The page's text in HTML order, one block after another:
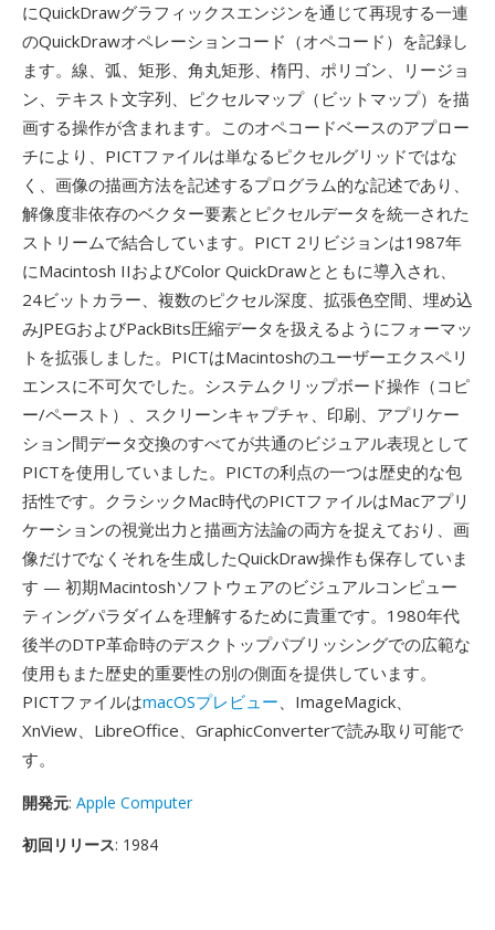
にQuickDrawグラフィックスエンジンを通じて再現する一連
のQuickDrawオペレーションコード（オペコード）を記録し
ます。線、弧、矩形、角丸矩形、楕円、ポリゴン、リージョ
ン、テキスト文字列、ピクセルマップ（ビットマップ）を描
画する操作が含まれます。このオペコードベースのアプロー
チにより、PICTファイルは単なるピクセルグリッドではな
く、画像の描画方法を記述するプログラム的な記述であり、
解像度非依存のベクター要素とピクセルデータを統一された
ストリームで結合しています。PICT 2リビジョンは1987年
にMacintosh IIおよびColor QuickDrawとともに導入され、
24ビットカラー、複数のピクセル深度、拡張色空間、埋め込
みJPEGおよびPackBits圧縮データを扱えるようにフォーマッ
トを拡張しました。PICTはMacintoshのユーザーエクスペリ
エンスに不可欠でした。システムクリップボード操作（コピ
ー/ペースト）、スクリーンキャプチャ、印刷、アプリケー
ション間データ交換のすべてが共通のビジュアル表現として
PICTを使用していました。PICTの利点の一つは歴史的な包
括性です。クラシックMac時代のPICTファイルはMacアプリ
ケーションの視覚出力と描画方法論の両方を捉えており、画
像だけでなくそれを生成したQuickDraw操作も保存していま
す — 初期Macintoshソフトウェアのビジュアルコンピュー
ティングパラダイムを理解するために貴重です。1980年代
後半のDTP革命時のデスクトップパブリッシングでの広範な
使用もまた歴史的重要性の別の側面を提供しています。
PICTファイルはmacOSプレビュー、ImageMagick、
XnView、LibreOffice、GraphicConverterで読み取り可能で
す。
開発元: Apple Computer
初回リリース: 1984